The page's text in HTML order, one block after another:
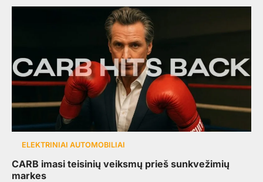
ELEKTRINIAI AUTOMOBILIAI
CARB imasi teisinių veiksmų prieš sunkvežimių
markes